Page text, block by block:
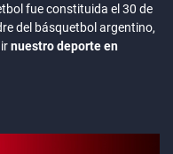
fue constituida el 30 de
del básquetbol argentino,
nuestro deporte en